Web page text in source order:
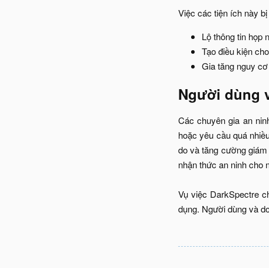
Việc các tiện ích này
Lộ thông tin họp
Tạo điều kiện
Gia tăng nguy
Người dùng
Các chuyên gia an
hoặc yêu cầu quá
do và tăng cường
nhận thức an ninh cho
Vụ việc DarkSpectre
dụng. Người dùng và